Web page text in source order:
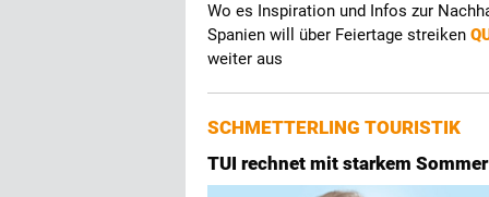
Wo es Inspiration und Infos zur
Spanien will über Feiertage streiken
weiter aus
SCHMETTERLING TOURISTIK
TUI rechnet mit starkem